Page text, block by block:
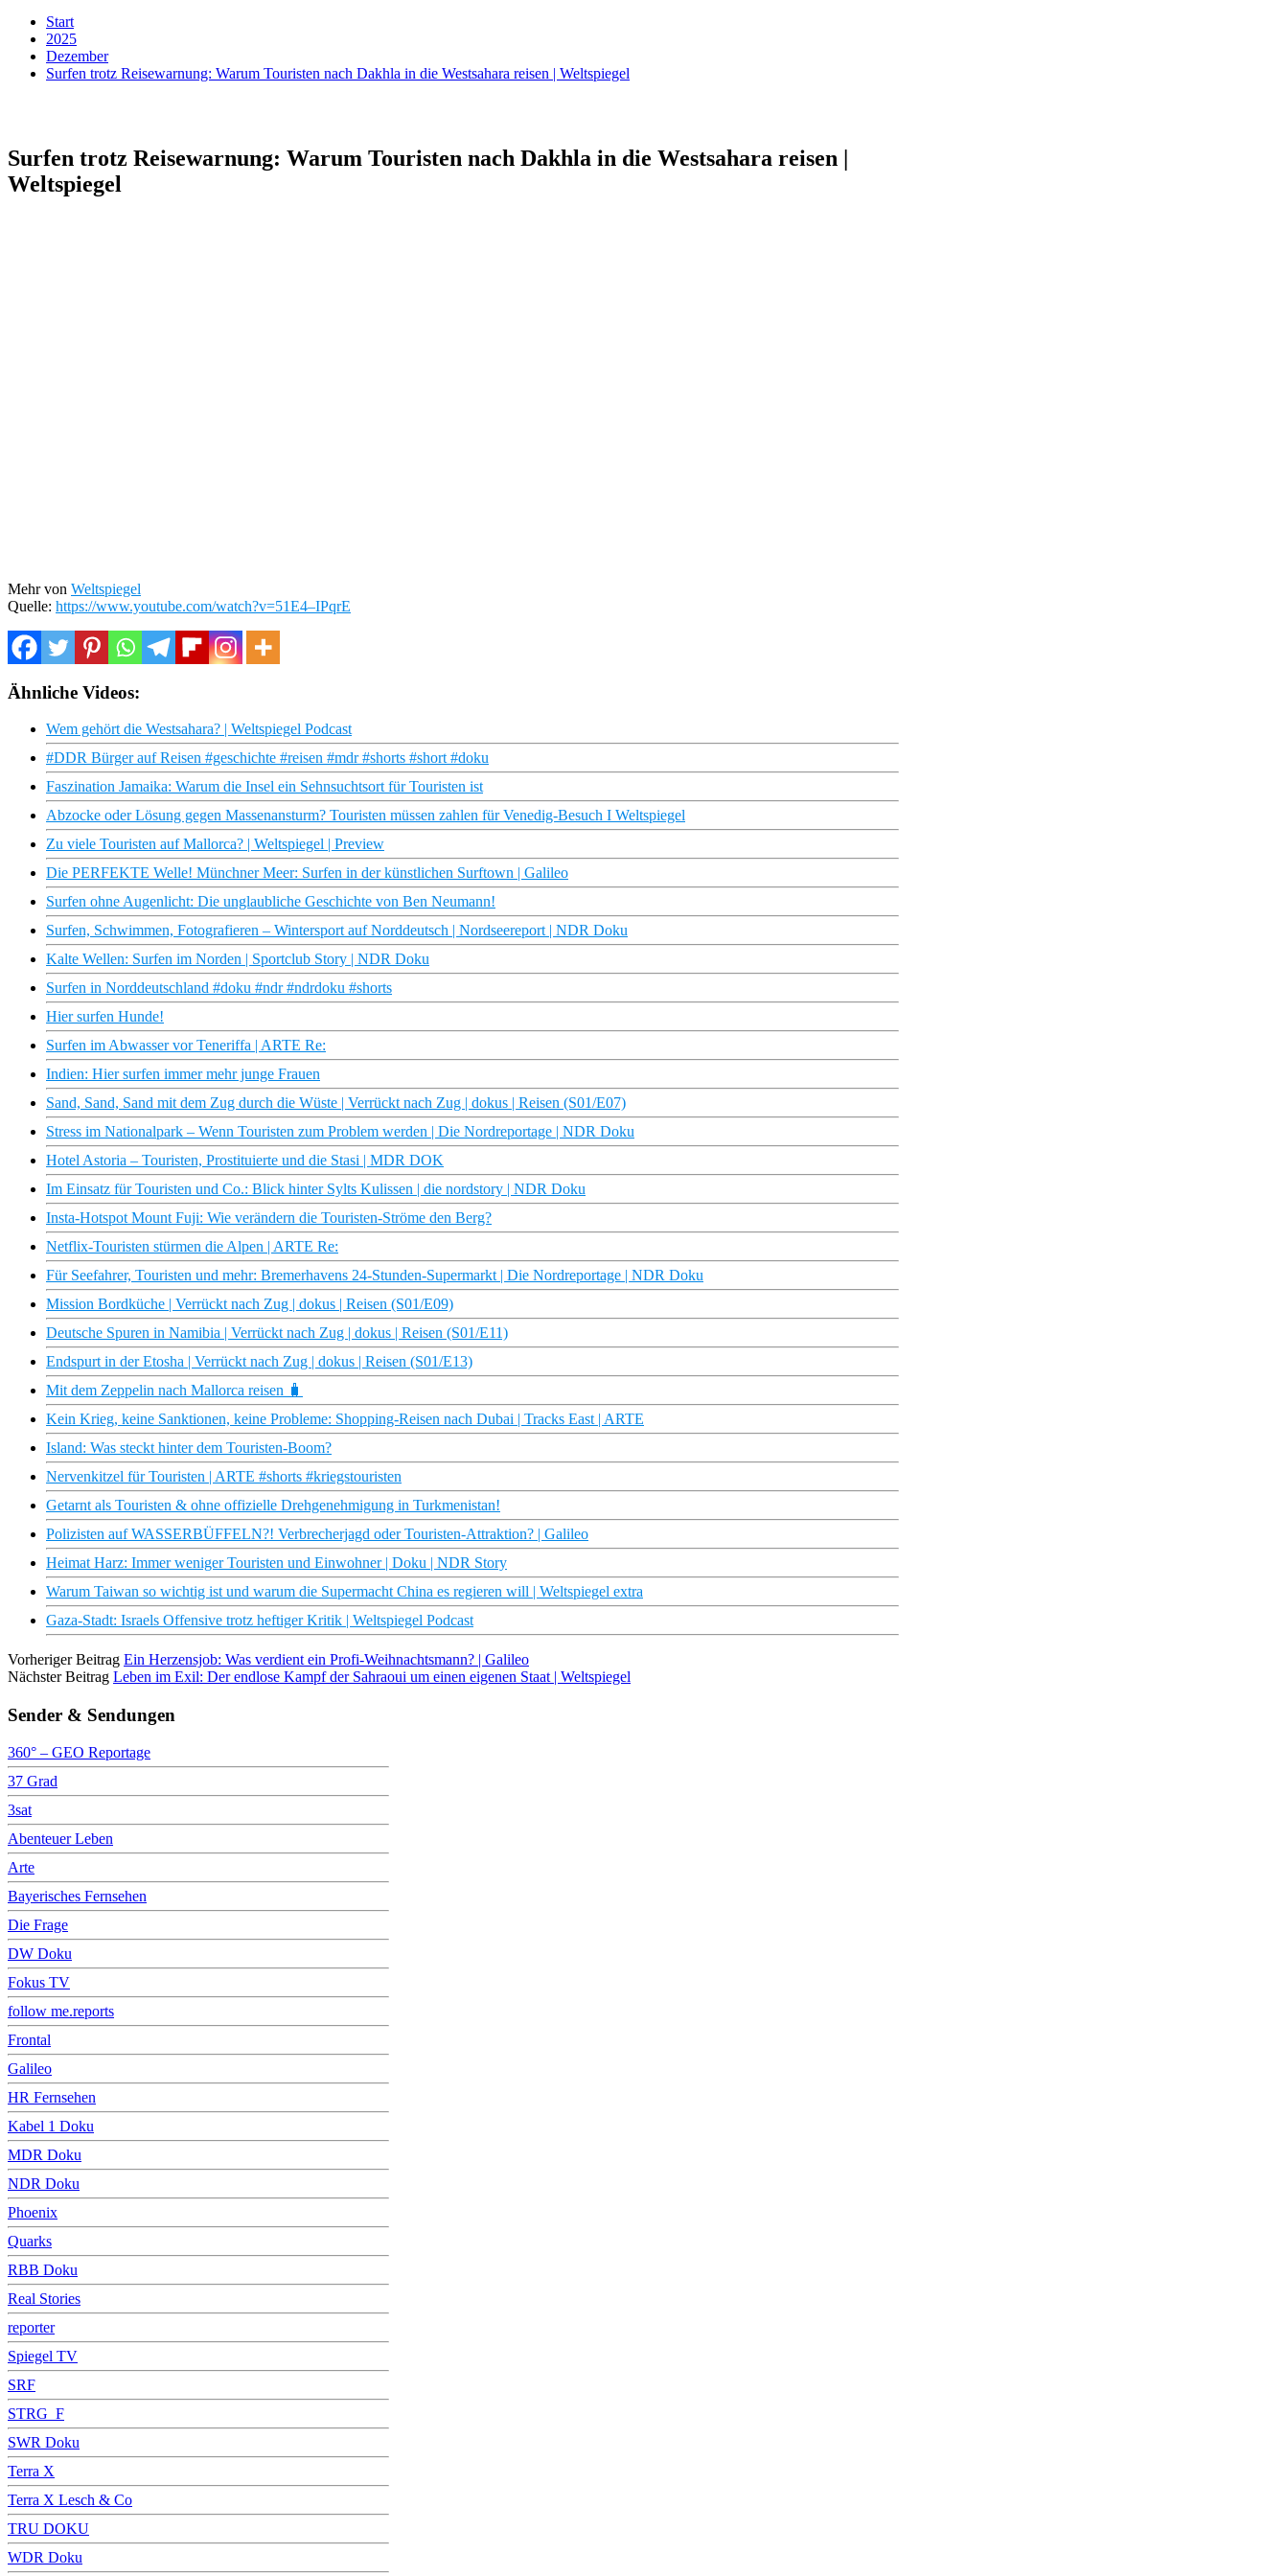
Start
2025
Dezember
Surfen trotz Reisewarnung: Warum Touristen nach Dakhla in die Westsahara reisen | Weltspiegel
Surfen trotz Reisewarnung: Warum Touristen nach Dakhla in die Westsahara reisen |
Weltspiegel
Mehr von Weltspiegel
Quelle: https://www.youtube.com/watch?v=51E4–IPqrE
Ähnliche Videos:
Wem gehört die Westsahara? | Weltspiegel Podcast
#DDR Bürger auf Reisen #geschichte #reisen #mdr #shorts #short #doku
Faszination Jamaika: Warum die Insel ein Sehnsuchtsort für Touristen ist
Abzocke oder Lösung gegen Massenansturm? Touristen müssen zahlen für Venedig-Besuch I Weltspiegel
Zu viele Touristen auf Mallorca? | Weltspiegel | Preview
Die PERFEKTE Welle! Münchner Meer: Surfen in der künstlichen Surftown | Galileo
Surfen ohne Augenlicht: Die unglaubliche Geschichte von Ben Neumann!
Surfen, Schwimmen, Fotografieren – Wintersport auf Norddeutsch | Nordseereport | NDR Doku
Kalte Wellen: Surfen im Norden | Sportclub Story | NDR Doku
Surfen in Norddeutschland #doku #ndr #ndrdoku #shorts
Hier surfen Hunde!
Surfen im Abwasser vor Teneriffa | ARTE Re:
Indien: Hier surfen immer mehr junge Frauen
Sand, Sand, Sand mit dem Zug durch die Wüste | Verrückt nach Zug | dokus | Reisen (S01/E07)
Stress im Nationalpark – Wenn Touristen zum Problem werden | Die Nordreportage | NDR Doku
Hotel Astoria – Touristen, Prostituierte und die Stasi | MDR DOK
Im Einsatz für Touristen und Co.: Blick hinter Sylts Kulissen | die nordstory | NDR Doku
Insta-Hotspot Mount Fuji: Wie verändern die Touristen-Ströme den Berg?
Netflix-Touristen stürmen die Alpen | ARTE Re:
Für Seefahrer, Touristen und mehr: Bremerhavens 24-Stunden-Supermarkt | Die Nordreportage | NDR Doku
Mission Bordküche | Verrückt nach Zug | dokus | Reisen (S01/E09)
Deutsche Spuren in Namibia | Verrückt nach Zug | dokus | Reisen (S01/E11)
Endspurt in der Etosha | Verrückt nach Zug | dokus | Reisen (S01/E13)
Mit dem Zeppelin nach Mallorca reisen 🧳
Kein Krieg, keine Sanktionen, keine Probleme: Shopping-Reisen nach Dubai | Tracks East | ARTE
Island: Was steckt hinter dem Touristen-Boom?
Nervenkitzel für Touristen | ARTE #shorts #kriegstouristen
Getarnt als Touristen & ohne offizielle Drehgenehmigung in Turkmenistan!
Polizisten auf WASSERBÜFFELN?! Verbrecherjagd oder Touristen-Attraktion? | Galileo
Heimat Harz: Immer weniger Touristen und Einwohner | Doku | NDR Story
Warum Taiwan so wichtig ist und warum die Supermacht China es regieren will | Weltspiegel extra
Gaza-Stadt: Israels Offensive trotz heftiger Kritik | Weltspiegel Podcast
Vorheriger Beitrag Ein Herzensjob: Was verdient ein Profi-Weihnachtsmann? | Galileo
Nächster Beitrag Leben im Exil: Der endlose Kampf der Sahraoui um einen eigenen Staat | Weltspiegel
Sender & Sendungen
360° – GEO Reportage
37 Grad
3sat
Abenteuer Leben
Arte
Bayerisches Fernsehen
Die Frage
DW Doku
Fokus TV
follow me.reports
Frontal
Galileo
HR Fernsehen
Kabel 1 Doku
MDR Doku
NDR Doku
Phoenix
Quarks
RBB Doku
Real Stories
reporter
Spiegel TV
SRF
STRG_F
SWR Doku
Terra X
Terra X Lesch & Co
TRU DOKU
WDR Doku